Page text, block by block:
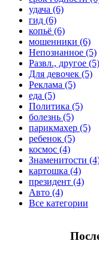
удача (6)
гид (6)
копьё (6)
мошенники (6)
Непознанное (5)
Развл., другое (5)
Для девочек (5)
Реклама (5)
еда (5)
Политика (5)
болезнь (5)
парикмахер (5)
ребенок (5)
космос (4)
Знаменитости
картошка (4)
президент (4)
Авто (4)
Все категории